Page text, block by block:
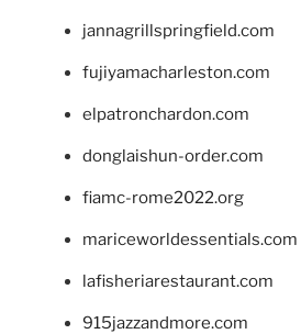
jannagrillspringfield.com
fujiyamacharleston.com
elpatronchardon.com
donglaishun-order.com
fiamc-rome2022.org
mariceworldessentials.com
lafisheriarestaurant.com
915jazzandmore.com